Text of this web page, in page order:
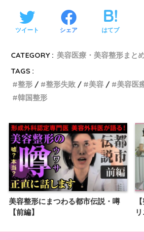
ツイート シェア はてブ
CATEGORY : 美容医療・美容整形まと
TAGS :
整形
整形失敗 美容 美容医
韓国整形
美容整形にまつわる都市伝説・噂
【前編】